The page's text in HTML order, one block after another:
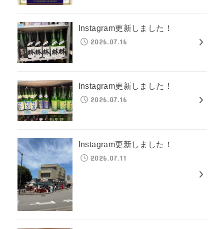
Instagram更新しました！
2026.07.16
Instagram更新しました！
2026.07.16
Instagram更新しました！
2026.07.11